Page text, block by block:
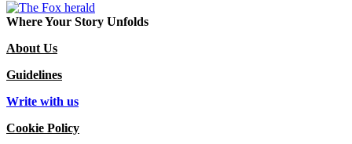
Where Your Story Unfolds
About Us
Guidelines
Write with us
Cookie Policy